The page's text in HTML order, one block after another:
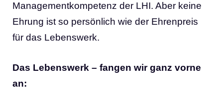
Managementkompetenz der LHI. Aber keine
Ehrung ist so persönlich wie der Ehrenpreis
für das Lebenswerk.
Das Lebenswerk – fangen wir ganz vorne
an: